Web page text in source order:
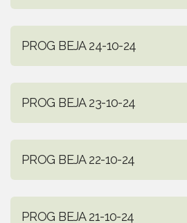
PROG BEJA 24-10-24
PROG BEJA 23-10-24
PROG BEJA 22-10-24
PROG BEJA 21-10-24